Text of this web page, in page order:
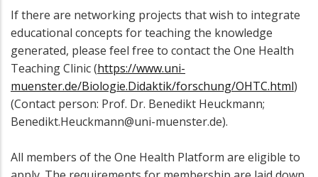
If there are networking projects that wish to integrate
educational concepts for teaching the knowledge
generated, please feel free to contact the One Health
Teaching Clinic (https://www.uni-
muenster.de/Biologie.Didaktik/forschung/OHTC.html)
(Contact person: Prof. Dr. Benedikt Heuckmann;
Benedikt.Heuckmann@uni-muenster.de).
All members of the One Health Platform are eligible to